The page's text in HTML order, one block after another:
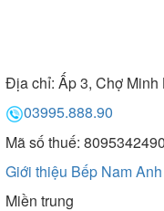
Địa chỉ: Ấp 3, Chợ
03995.888.90
Mã số thuế: 8095342490
Giới thiệu Bếp Nam
Miền trung